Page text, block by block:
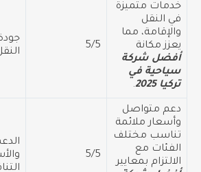
خدمات متميزة
في النقل
والإقامة، مما
يعزز مكانة
أفضل شركة
سياحية في
تركيا 2025
.
5/5
دعم متواصل
وأسعار ملائمة
تناسب مختلف
الفئات مع
الالتزام بمعايير
5/5